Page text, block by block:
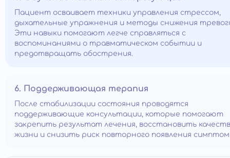
Пациент осваивает техники управления стрессом,
дыхательные упражнения и методы снижения
Эти навыки помогают легче справляться с
воспоминаниями о травматическом событии и
предотвращать обострения.
6. Поддерживающая терапия
После стабилизации состояния проводятся
поддерживающие консультации, которые помогают
закрепить результат лечения, восстановить
жизни и снизить риск повторного появления